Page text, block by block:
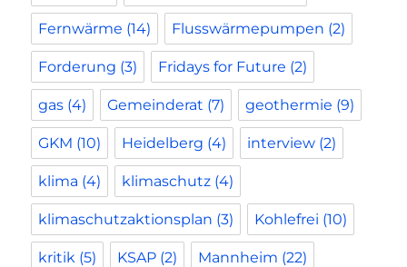
Fernwärme (14) Flusswärmepumpen (2)
Forderung (3) Fridays for Future (2)
gas (4) Gemeinderat (7) geothermie (9)
GKM (10) Heidelberg (4) interview (2)
klima (4) klimaschutz (4)
klimaschutzaktionsplan (3) Kohlefrei (10)
kritik (5) KSAP (2) Mannheim (22)